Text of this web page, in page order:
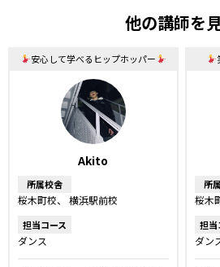
他の講師を
安心して学べるヒップホッパー
Akito
所属校舎
桜木町校 横浜駅前校
担当コース
ダンス
所
桜木
担当
ダン